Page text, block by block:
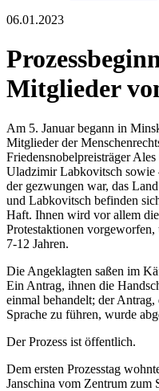
06.01.2023
Mitglieder
Am 5. Januar begann in
Mitglieder der
Friedensnobelpreisträger
Uladzimir Labkovitsch sowie
der gezwungen war, das
und Labkovitsch befinden
Haft. Ihnen wird vor allem
Protestaktionen
7-12 Jahren.
Die Angeklagten saßen im
Ein Antrag, ihnen die
einmal behandelt; der
Sprache zu führen, wurde
Der Prozess ist öffentlich.
Dem ersten Prozesstag
Janschina vom Zentrum zum